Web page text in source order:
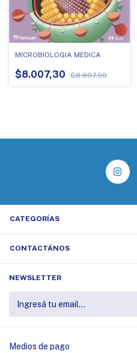
MICROBIOLOGIA MEDICA
$8.007,30 $8.897,00
CATEGORÍAS
CONTACTÁNOS
NEWSLETTER
Medios de pago